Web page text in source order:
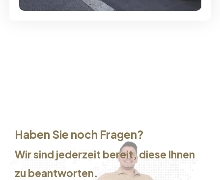
Haben Sie noch Fragen?
Wir sind jederzeit bereit, diese Ihnen
zu beantworten.